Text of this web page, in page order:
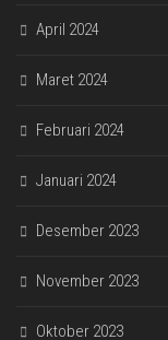
April 2024
Maret 2024
Februari 2024
Januari 2024
Desember 2023
November 2023
Oktober 2023